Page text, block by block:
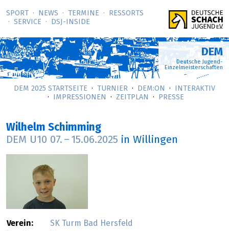
SPORT NEWS TERMINE
RESSORTS
SERVICE
DSJ-­INSIDE
DEM
Deutsche Jugend-
Einzelmeisterschaften
DEM 2025 STARTSEITE TURNIER DEM:ON
INTERAKTIV
IMPRESSIONEN
ZEITPLAN PRESSE
Wilhelm Schimming
DEM U10 07. – 15.06.2025 in Willingen
Verein:
SK Turm Bad Hersfeld